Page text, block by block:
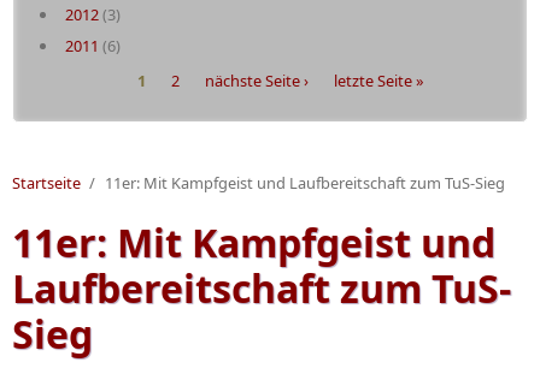
2012(3)
2011 (6)
1 2 nächste Seite › letzte Seite »
Startseite / 11er: Mit Kampfgeist und Laufbereitschaft zum TuS-Sieg
11er: Mit Kampfgeist und
Laufbereitschaft zum TuS-
Sieg